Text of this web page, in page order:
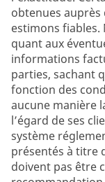
obtenues auprès
estimons
quant aux
informations
parties, sachant
fonction des
aucune manière
l’égard de ses
système
présentés à titre
doivent pas être